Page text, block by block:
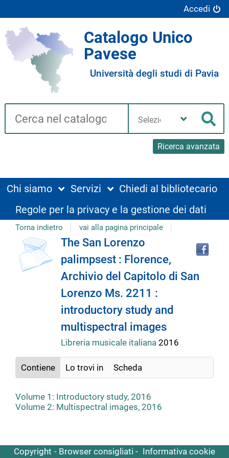
Accedi
Catalogo Unico
Pavese
Università degli studi di Pavia
Cerca su "Catalogo"
Ricerca avanzata
biblioteca
Chi siamo Servizi
Chiedi al bibliotecario
Regole per la privacy e la gestione dei dati
Torna indietro vai alla pagina principale
Dettaglio
del
documento
The San Lorenzo
palimpsest : Florence,
Archivio del Capitolo di San
Lorenzo Ms. 2211 :
introductory study and
multispectral images
Libreria musicale italiana 2016
Contiene Lo trovi in Scheda
Volume 1: Introductory study, 2016
Volume 2: Multispectral images, 2016
Copyright Browser consigliati
Informativa cookie